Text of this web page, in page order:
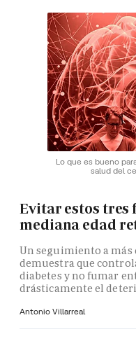
Lo que es bueno
salud del
Evitar estos tres
mediana edad
Un seguimiento a más
demuestra que
diabetes y no fumar
drásticamente el
Antonio Villarreal